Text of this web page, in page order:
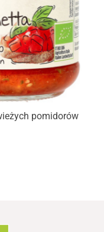
niedostępnypomidorów